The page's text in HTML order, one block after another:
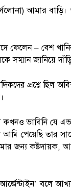
আমার
ফেলেন – বেশ
সম্মান জানিয়ে
প্রশ্নে ছিল
ভাবিনি যে
পেয়েছি তার
জন্য কষ্টদায়ক,
বলে